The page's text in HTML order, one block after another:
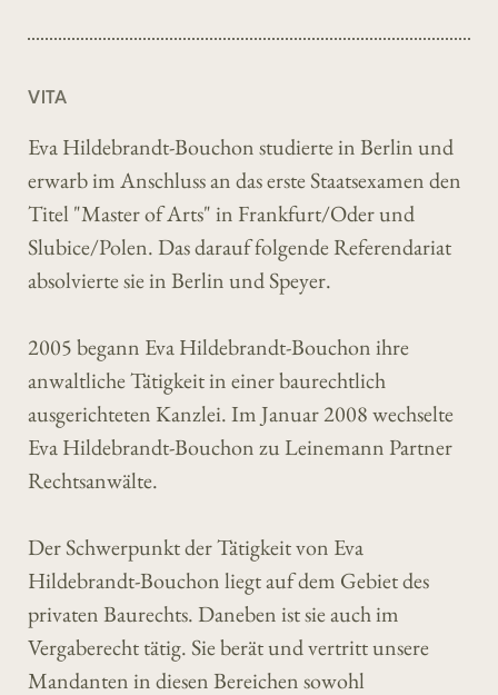
VITA
Eva Hildebrandt-Bouchon studierte in Berlin und
erwarb im Anschluss an das erste Staatsexamen den
Titel "Master of Arts" in Frankfurt/Oder und
Slubice/Polen. Das darauf folgende Referendariat
absolvierte sie in Berlin und Speyer.
2005 begann Eva Hildebrandt-Bouchon ihre
anwaltliche Tätigkeit in einer baurechtlich
ausgerichteten Kanzlei. Im Januar 2008 wechselte
Eva Hildebrandt-Bouchon zu Leinemann Partner
Rechtsanwälte.
Der Schwerpunkt der Tätigkeit von Eva
Hildebrandt-Bouchon liegt auf dem Gebiet des
privaten Baurechts. Daneben ist sie auch im
Vergaberecht tätig. Sie berät und vertritt unsere
Mandanten in diesen Bereichen sowohl